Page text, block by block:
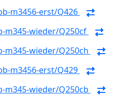
m3456-erst/Q426
m345-wieder/Q250cf
m345-wieder/Q250ch
m3456-erst/Q429
m345-wieder/Q250cb